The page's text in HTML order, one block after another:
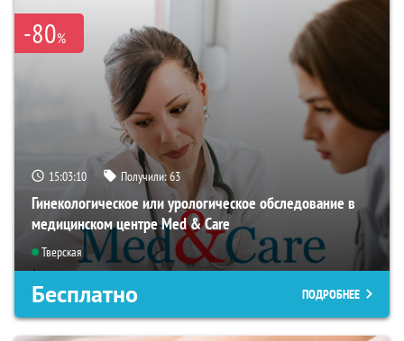
-80%
15:03:09 Получили:63
Гинекологическое или урологическое обследование в
медицинском центре Med & Care
Тверская
Бесплатно ПОДРОБНЕЕ